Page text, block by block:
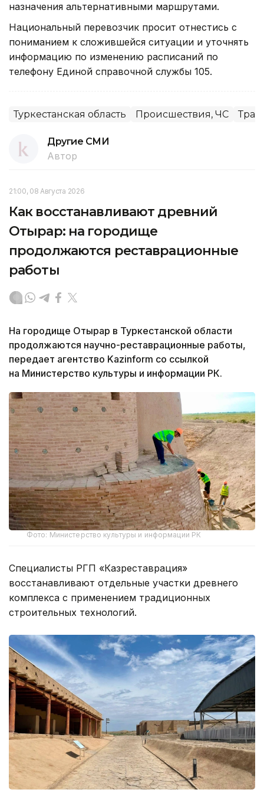
назначения альтернативными маршрутами.
Национальный перевозчик просит отнестись с
пониманием к сложившейся ситуации и уточнять
информацию по изменению расписаний по
телефону Единой справочной службы 105.
Туркестанская область Происшествия, ЧС
Другие СМИ
Автор
21:00, 08 Августа 2026
Как восстанавливают древний
Отырар: на городище
продолжаются реставрационные
работы
На городище Отырар в Туркестанской области
продолжаются научно-реставрационные работы,
передает агентство Kazinform со ссылкой
на Министерство культуры и информации РК.
Фото: Министерство культуры и информации РК
Специалисты РГП «Казреставрация»
восстанавливают отдельные участки древнего
комплекса с применением традиционных
строительных технологий.